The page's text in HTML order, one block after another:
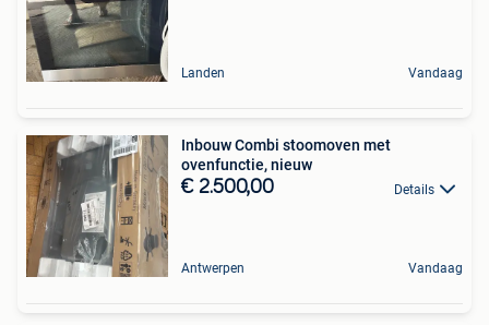
Landen Vandaag
Inbouw Combi stoomoven met
ovenfunctie, nieuw
€ 2.500,00 Details
Antwerpen Vandaag